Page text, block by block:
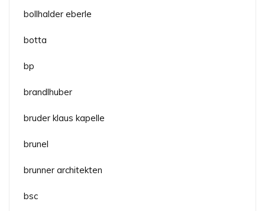
bollhalder eberle
botta
bp
brandlhuber
bruder klaus kapelle
brunel
brunner architekten
bsc